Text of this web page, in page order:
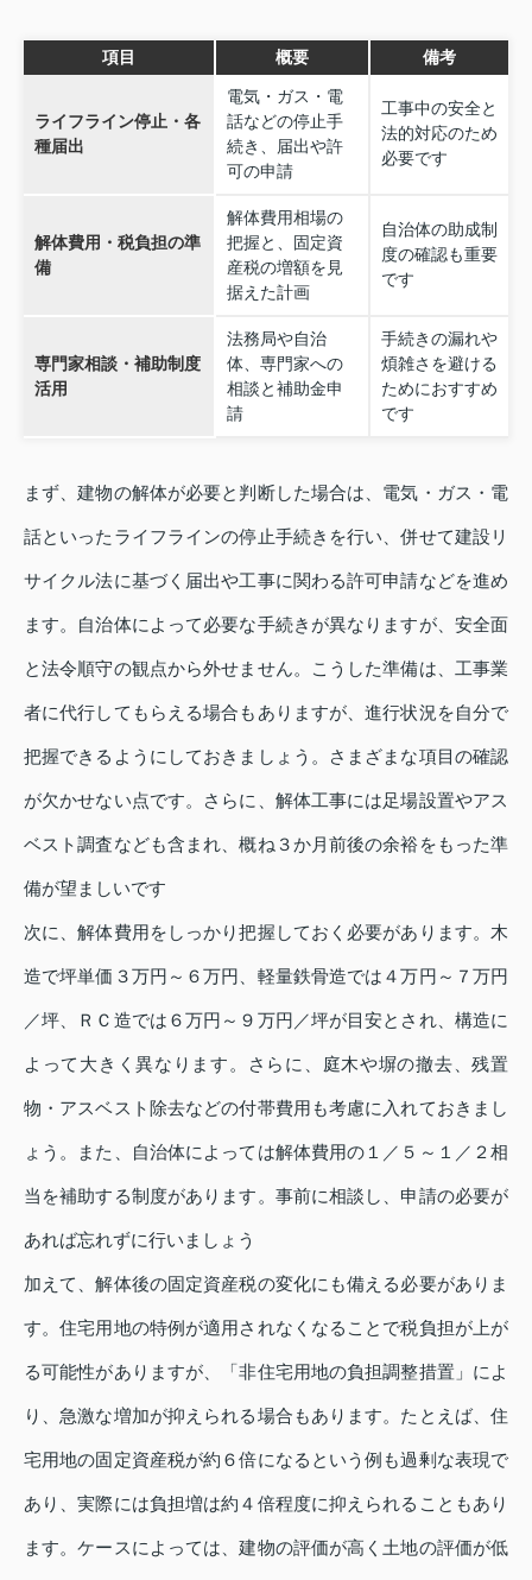
項目 概要 備考
ライフライン停止・各
種届出
電気・ガス・電
話などの停止手
続き、届出や許
可の申請
工事中の安全と
法的対応のため
必要です
解体費用・税負担の準
備
解体費用相場の
把握と、固定資
産税の増額を見
据えた計画
自治体の助成制
度の確認も重要
です
専門家相談・補助制度
活用
法務局や自治
体、専門家への
相談と補助金申
請
手続きの漏れや
煩雑さを避ける
ためにおすすめ
です
まず、建物の解体が必要と判断した場合は、電気・ガス・電
話といったライフラインの停止手続きを行い、併せて建設リ
サイクル法に基づく届出や工事に関わる許可申請などを進め
ます。自治体によって必要な手続きが異なりますが、安全面
と法令順守の観点から外せません。こうした準備は、工事業
者に代行してもらえる場合もありますが、進行状況を自分で
把握できるようにしておきましょう。さまざまな項目の確認
が欠かせない点です。さらに、解体工事には足場設置やアス
ベスト調査なども含まれ、概ね３か月前後の余裕をもった準
備が望ましいです
次に、解体費用をしっかり把握しておく必要があります。木
造で坪単価３万円～６万円、軽量鉄骨造では４万円～７万円
／坪、ＲＣ造では６万円～９万円／坪が目安とされ、構造に
よって大きく異なります。さらに、庭木や塀の撤去、残置
物・アスベスト除去などの付帯費用も考慮に入れておきまし
ょう。また、自治体によっては解体費用の１／５～１／２相
当を補助する制度があります。事前に相談し、申請の必要が
あれば忘れずに行いましょう
加えて、解体後の固定資産税の変化にも備える必要がありま
す。住宅用地の特例が適用されなくなることで税負担が上が
る可能性がありますが、「非住宅用地の負担調整措置」によ
り、急激な増加が抑えられる場合もあります。たとえば、住
宅用地の固定資産税が約６倍になるという例も過剰な表現で
あり、実際には負担増は約４倍程度に抑えられることもあり
ます。ケースによっては、建物の評価が高く土地の評価が低